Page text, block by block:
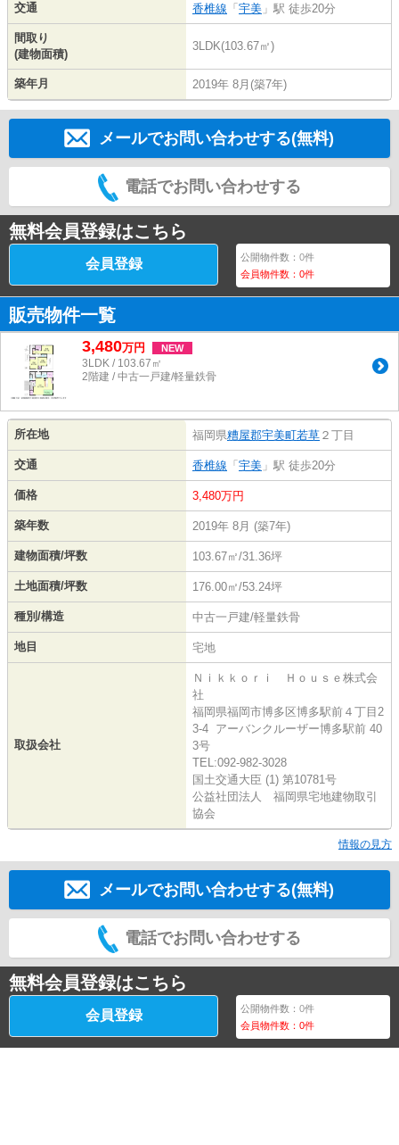
交通 香椎線 「 宇美 」駅 徒歩20分
間取り
(建物面積)
3LDK(103.67㎡)
築年月 2019年 8月(築7年)
メールでお問い合わせする(無料)
電話でお問い合わせする
無料会員登録はこちら
会員登録 公開物件数：0件
会員物件数：0件
販売物件一覧
3,480万円 NEW
3LDK / 103.67㎡
2階建 / 中古一戸建/軽量鉄骨
所在地 福岡県糟屋郡宇美町若草 ２丁目
交通 香椎線 「 宇美 」駅 徒歩20分
価格 3,480万円
築年数 2019年 8月 (築7年)
建物面積/坪数 103.67㎡/31.36坪
土地面積/坪数 176.00㎡/53.24坪
種別/構造 中古一戸建/軽量鉄骨
地目 宅地
取扱会社
Ｎｉｋｋｏｒｉ Ｈｏｕｓｅ株式会
社
福岡県福岡市博多区博多駅前４丁目2
3-4 アーバンクルーザー博多駅前 40
3号
TEL:092-982-3028
国土交通大臣 (1) 第10781号
公益社団法人 福岡県宅地建物取引
協会
情報の見方
メールでお問い合わせする(無料)
電話でお問い合わせする
無料会員登録はこちら
会員登録 公開物件数：0件
会員物件数：0件